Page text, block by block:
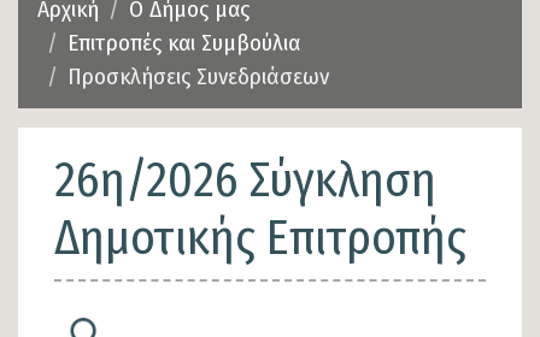
Αρχική
Ο Δήμος μας
Επιτροπές και Συμβούλια
Προσκλήσεις Συνεδριάσεων
26η/2026 Σύγκληση
Δημοτικής Επιτροπής